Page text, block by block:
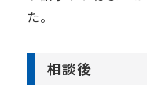
た。
相談後